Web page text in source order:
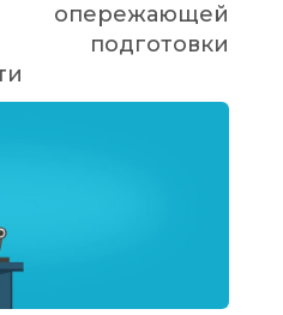
подготовки